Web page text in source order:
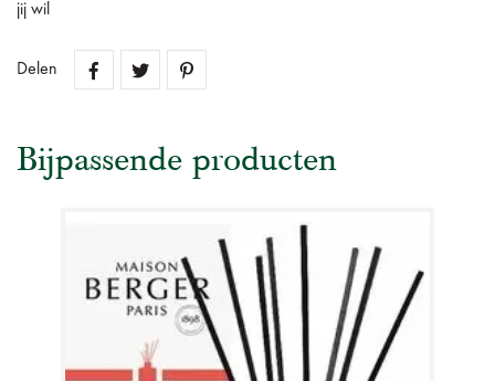
jij wil
Delen
Bijpassende producten